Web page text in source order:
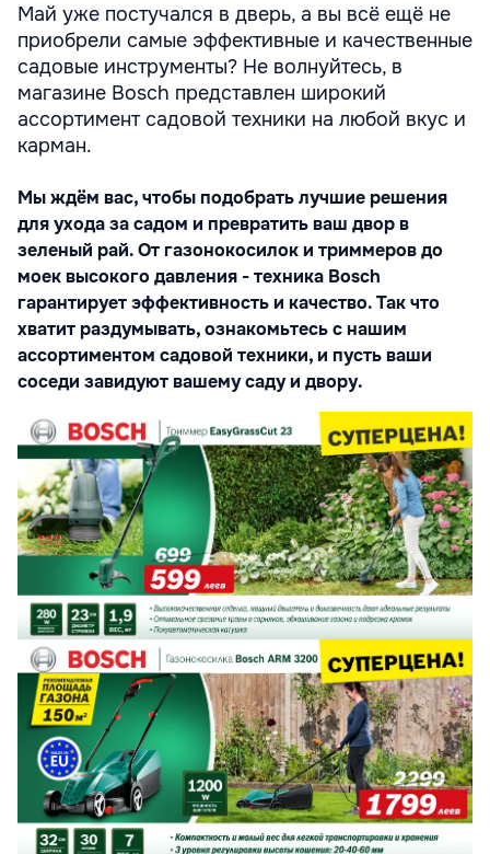
Май уже постучался в дверь, а вы всё ещё не
приобрели самые эффективные и качественные
садовые инструменты? Не волнуйтесь, в
магазине Bosch представлен широкий
ассортимент cадовой техники на любой вкус и
карман.
Мы ждём вас, чтобы подобрать лучшие решения
для ухода за садом и превратить ваш двор в
зеленый рай. От газонокосилок и триммеров до
моек высокого давления - техника Bosch
гарантирует эффективность и качество. Так что
хватит раздумывать, ознакомьтесь с нашим
ассортиментом садовой техники, и пусть ваши
соседи завидуют вашему саду и двору.